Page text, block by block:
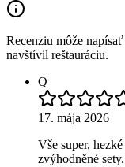
Recenziu môže
navštívil reštauráciu.
Q
17. mája 2026
Vše super,
zvýhodněné sety.